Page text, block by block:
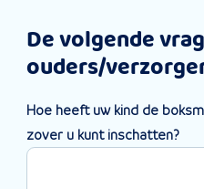
De volgende
ouders/
Hoe heeft uw kind de
zover u kunt inschatten?